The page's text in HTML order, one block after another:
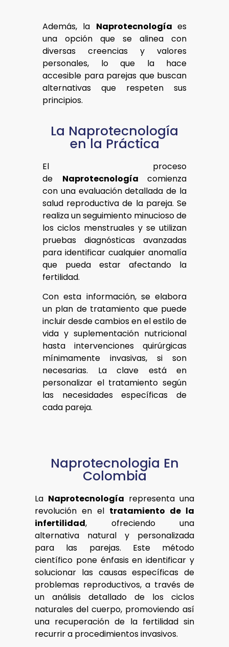
Además, la Naprotecnologíaes
una opción que se alinea con
diversas creencias y valores
personales, lo que la hace
accesible para parejas que buscan
alternativas que respeten sus
principios.
La Naprotecnología
en la Práctica
El proceso
de Naprotecnología comienza
con una evaluación detallada de la
salud reproductiva de la pareja. Se
realiza un seguimiento minucioso de
los ciclos menstruales y se utilizan
pruebas diagnósticas avanzadas
para identificar cualquier anomalía
que pueda estar afectando la
fertilidad.
Con esta información, se elabora
un plan de tratamiento que puede
incluir desde cambios en el estilo de
vida y suplementación nutricional
hasta intervenciones quirúrgicas
mínimamente invasivas, si son
necesarias. La clave está en
personalizar el tratamiento según
las necesidades específicas de
cada pareja.
Naprotecnologia En
Colombia
La Naprotecnología representa una
revolución en el tratamiento de la
infertilidad, ofreciendo una
alternativa natural y personalizada
para las parejas. Este método
científico pone énfasis en identificar y
solucionar las causas específicas de
problemas reproductivos, a través de
un análisis detallado de los ciclos
naturales del cuerpo, promoviendo así
una recuperación de la fertilidad sin
recurrir a procedimientos invasivos.